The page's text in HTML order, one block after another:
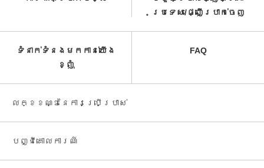
ប្រទេស/ផ្ញើប្រាក់ចេញ
ទំនាក់ទំនងមកកាន់យើង
ខ្ញុំ
FAQ
លក្ខខណ្ឌនៃការប្រើប្រាស់
បញ្ជី​គោលការណ៍